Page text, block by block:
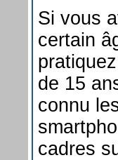
Si vous
certain
de 15
connu
cadres